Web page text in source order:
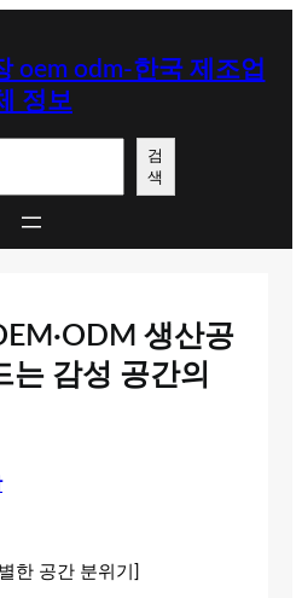
oem odm-한국 제조업
정보
검
색
생산공
는 감성 공간의
한 공간 분위기]